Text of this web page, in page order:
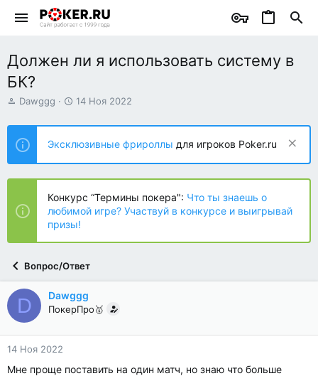
Должен ли я использовать систему в
БК?
А
т
о
р
т
е
ы
Dawggg
Д
т
н
а
ч
л
а
14 Ноя 2022
Эксклюзивные фрироллы для игроков Poker.ru
Конкурс “Термины покера": Что ты знаешь о
любимой игре? Участвуй в конкурсе и выигрывай
призы!
Вопрос/Ответ
D Dawggg
ПокерПро🥇
14 Ноя 2022
Мне проще поставить на один матч, но знаю что больше